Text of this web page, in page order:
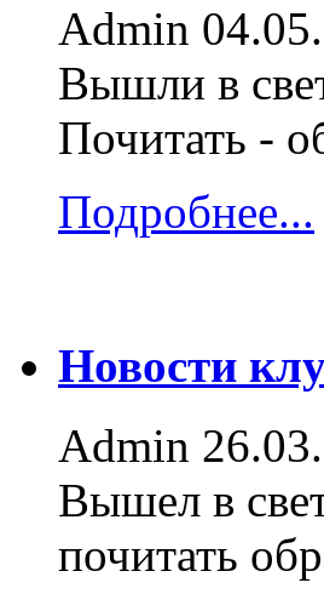
Admin
Вышли в
Почитать -
Подробнее...
Новости
Admin
Вышел в
почитать